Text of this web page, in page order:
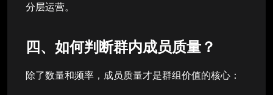
分层运营。
四、如何判断群内成员质量？
除了数量和频率，成员质量才是群组价值的核心：